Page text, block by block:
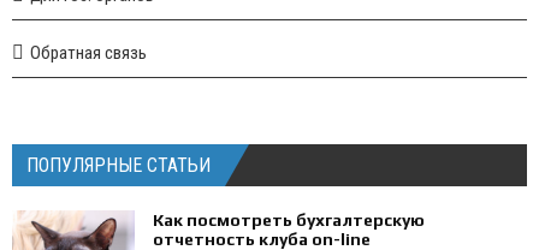
Обратная связь
ПОПУЛЯРНЫЕ СТАТЬИ
Как посмотреть бухгалтерскую
отчетность клуба on-line